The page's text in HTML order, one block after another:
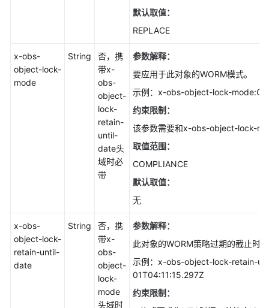
默认取值：
REPLACE
x-obs-
object-lock-
mode
String
否，携
带x-
obs-
object-
lock-
retain-
until-
date头
域时必
带
参数解释：
要应用于此对象的WORM模式。
示例：x-obs-object-lock-
约束限制：
该参数需要和x-obs-object-lock-
取值范围：
COMPLIANCE
默认取值：
无
x-obs-
object-lock-
retain-until-
date
String
否，携
带x-
obs-
object-
lock-
mode
头域时
参数解释：
此对象的WORM策略过期的截止时
示例：x-obs-object-lock-retain-
01T04:11:15.297Z
约束限制：